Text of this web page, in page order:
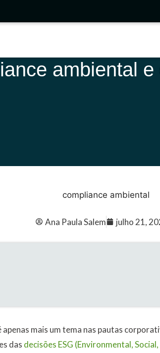
ambiental
Ana Paula Salem julho 21,
apenas mais um tema nas pautas
das decisões ESG (Environmental,